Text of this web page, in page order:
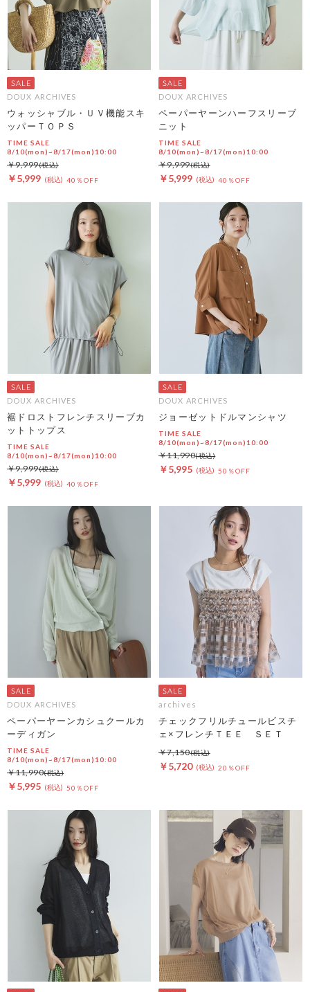
DOUX ARCHIVES
ウォッシャブル・ＵＶ機能スキ
ッパーＴＯＰＳ
TIME SALE
8/10(mon)~8/17(mon)10:00
￥5,999 40％OFF
￥9,999
DOUX ARCHIVES
ペーパーヤーンハーフスリーブ
ニット
TIME SALE
8/10(mon)~8/17(mon)10:00
￥5,999 40％OFF
￥9,999
DOUX ARCHIVES
裾ドロストフレンチスリーブカ
ットトップス
TIME SALE
8/10(mon)~8/17(mon)10:00
￥5,999 40％OFF
￥9,999
DOUX ARCHIVES
ジョーゼットドルマンシャツ
TIME SALE
8/10(mon)~8/17(mon)10:00
￥5,995 50％OFF
￥11,990
DOUX ARCHIVES
ペーパーヤーンカシュクールカ
ーディガン
TIME SALE
8/10(mon)~8/17(mon)10:00
￥5,995 50％OFF
￥11,990
archives
チェックフリルチュールビスチ
ェ×フレンチＴＥＥ ＳＥＴ
￥5,720 20％OFF
￥7,150